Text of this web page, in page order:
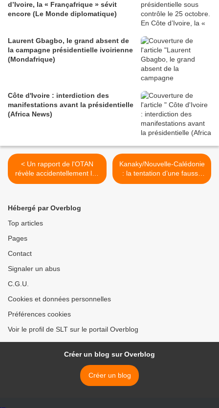
d’Ivoire, la « Françafrique » sévit
encore (Le Monde diplomatique)
Laurent Gbagbo, le grand absent de
la campagne présidentielle ivoirienne
(Mondafrique)
Côte d'Ivoire : interdiction des
manifestations avant la présidentielle
(Africa News)
< Un rapport de l'OTAN
révèle accidentellement les
"lieux secrets" où sont
Europe (Southfront)
Kanaky/Nouvelle-Calédonie
: la tentation d’une fausse
indépendance (BdA) >
Hébergé par Overblog
Top articles
Pages
Contact
Signaler un abus
C.G.U.
Cookies et données personnelles
Préférences cookies
Voir le profil de SLT sur le portail Overblog
Créer un blog sur Overblog
Créer un blog